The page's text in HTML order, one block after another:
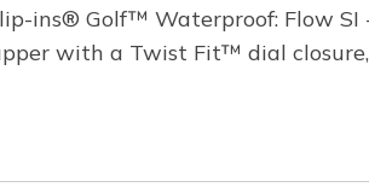
ins® Golf™ Waterproof: Flow
with a Twist Fit™ dial